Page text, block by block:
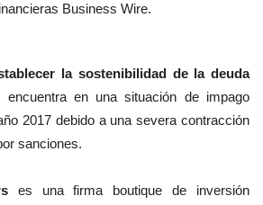
Business Wire.
la sostenibilidad de la deuda
en una situación de impago
2017 debido a una severa contracción
sanciones.
es una firma boutique de inversión